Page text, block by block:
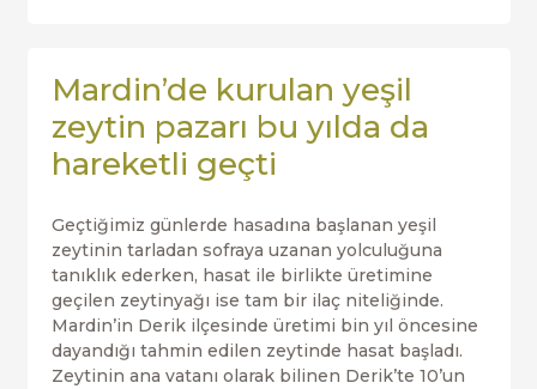
Mardin’de kurulan yeşil
zeytin pazarı bu yılda da
hareketli geçti
Geçtiğimiz günlerde hasadına başlanan yeşil
zeytinin tarladan sofraya uzanan yolculuğuna
tanıklık ederken, hasat ile birlikte üretimine
geçilen zeytinyağı ise tam bir ilaç niteliğinde.
Mardin’in Derik ilçesinde üretimi bin yıl öncesine
dayandığı tahmin edilen zeytinde hasat başladı.
Zeytinin ana vatanı olarak bilinen Derik’te 10’un